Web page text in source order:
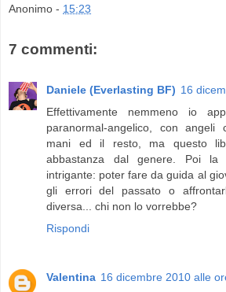
Anonimo - 15:23
7 commenti:
Daniele (Everlasting BF) 16
Effettivamente nemmeno io
paranormal-angelico, con
mani ed il resto, ma questo
abbastanza dal genere. Poi la
intrigante: poter fare da guida al
gli errori del passato o
diversa... chi non lo vorrebbe?
Rispondi
Valentina 16 dicembre 2010 alle